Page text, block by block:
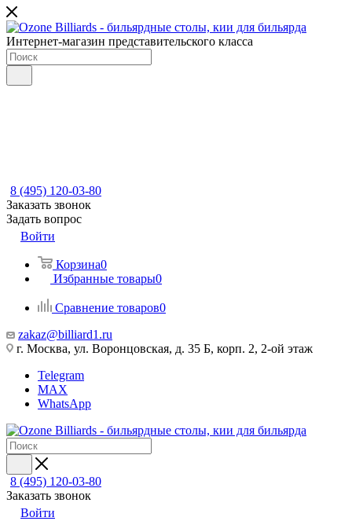
Интернет-магазин представительского класса
8 (495) 120-03-80
Заказать звонок
Задать вопрос
Войти
Корзина0
Избранные товары0
Сравнение товаров0
zakaz@billiard1.ru
г. Москва, ул. Воронцовская, д. 35 Б, корп. 2, 2-ой этаж
Telegram
MAX
WhatsApp
8 (495) 120-03-80
Заказать звонок
Войти